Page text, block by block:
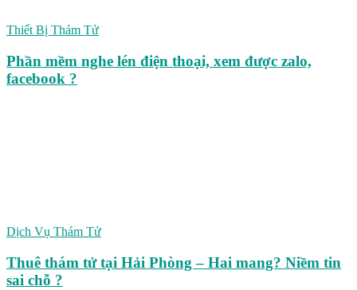
Thiết Bị Thám Tử
Phần mềm nghe lén điện thoại, xem được zalo,
facebook ?
Dịch Vụ Thám Tử
Thuê thám tử tại Hải Phòng – Hai mang? Niềm tin
sai chỗ ?